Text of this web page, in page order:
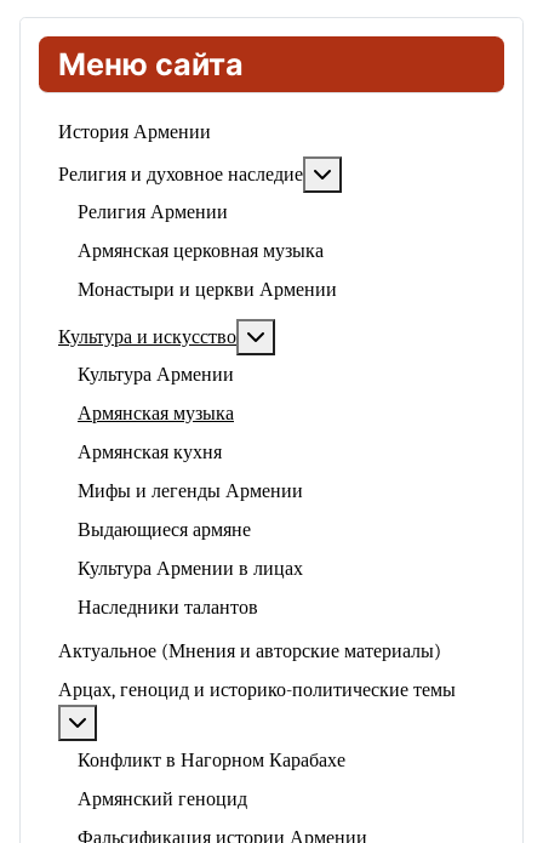
Меню сайта
История Армении
Религия и духовное наследие
Религия Армении
Армянская церковная музыка
Монастыри и церкви Армении
Культура и искусство
Культура Армении
Армянская музыка
Армянская кухня
Мифы и легенды Армении
Выдающиеся армяне
Культура Армении в лицах
Наследники талантов
Актуальное (Мнения и авторские материалы)
Арцах, геноцид и историко-политические темы
Конфликт в Нагорном Карабахе
Армянский геноцид
Фальсификация истории Армении